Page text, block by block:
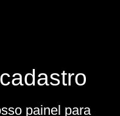
painel para